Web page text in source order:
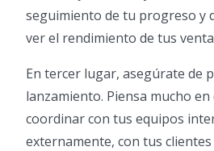
seguimiento de tu progreso y
ver el rendimiento de tus
En tercer lugar, asegúrate de
lanzamiento. Piensa mucho
coordinar con tus equipos
externamente, con tus